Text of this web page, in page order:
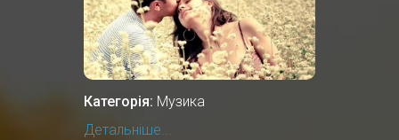
Категорія: Музика
Детальніше...